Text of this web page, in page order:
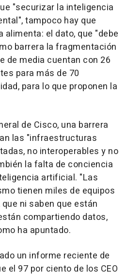
"securizar la inteligencia
tampoco hay que
alimenta: el dato, que "debe
barrera la fragmentación
de media cuentan con 26
para más de 70
para lo que proponen la
de Cisco, una barrera
las "infraestructuras
no interoperables y no
la falta de conciencia
artificial. "Las
tienen miles de equipos
ni saben que están
compartiendo datos,
ha apuntado.
un informe reciente de
el 97 por ciento de los CEO